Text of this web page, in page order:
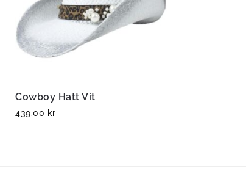
Cowboy Hatt Vit
439.00 kr